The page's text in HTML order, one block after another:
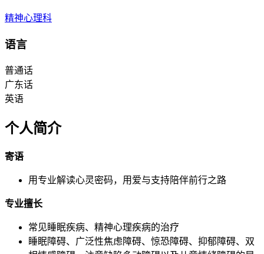
精神心理科
语言
普通话
广东话
英语
个人简介
寄语
用专业解读心灵密码，用爱与支持陪伴前行之路
专业擅长
常见睡眠疾病、精神心理疾病的治疗
睡眠障碍、广泛性焦虑障碍、惊恐障碍、抑郁障碍、双